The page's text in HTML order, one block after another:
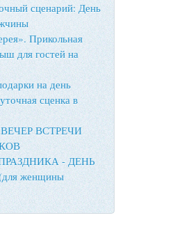
сценарий: День
Прикольная
для гостей на
на день
сценка в
ВСТРЕЧИ
- ДЕНЬ
женщины